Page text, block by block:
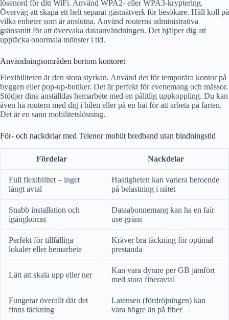
lösenord för ditt WiFi. Använd WPA2- eller WPA3-kryptering.
Överväg att skapa ett helt separat gästnätverk för besökare. Håll koll på
vilka enheter som är anslutna. Använd routerns administrativa
gränssnitt för att övervaka dataanvändningen. Det hjälper dig att
upptäcka onormala mönster i tid.
Användningsområden bortom kontoret
Flexibiliteten är den stora styrkan. Använd det för temporära kontor på
byggen eller pop-up-butiker. Det är perfekt för evenemang och mässor.
Stödjer dina anställdas hemarbete med en pålitlig uppkoppling. Du kan
även ha routern med dig i bilen eller på en båt för att arbeta på farten.
Det är en sann mobilitetslösning.
För- och nackdelar med Telenor mobilt bredband utan bindningstid
Fördelar Nackdelar
Full flexibilitet – inget
långt avtal
Hastigheten kan variera beroende
på belastning i nätet
Snabb installation och
igångkomst
Dataabonnemang kan ha en fair
use-gräns
Perfekt för tillfälliga
lokaler eller hemarbete
Kräver bra täckning för optimal
prestanda
Lätt att skala upp eller ner
Kan vara dyrare per GB jämfört
med stora fiberavtal
Fungerar överallt där det
finns täckning
Latensen (fördröjningen) kan
vara högre än på fiber